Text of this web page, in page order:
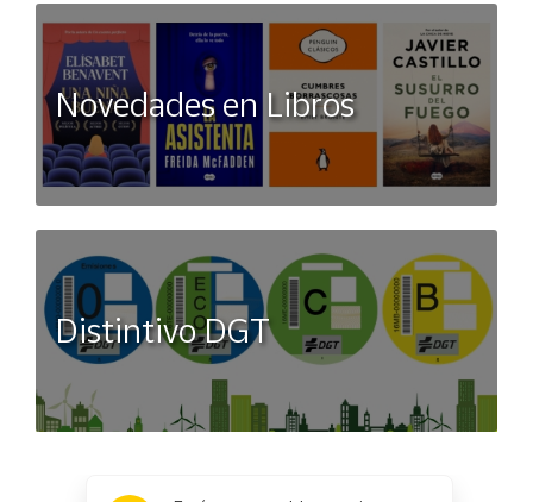
Novedades en Libros
Distintivo DGT